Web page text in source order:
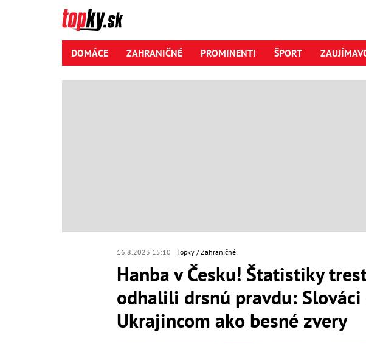
DOMÁCE ZAHRANIČNÉ PROMINENTI ŠPORT
16.8.2023 15:10 Topky Zahraničné
Hanba v Česku! Štatistiky
odhalili drsnú pravdu:
Ukrajincom ako besné zvery